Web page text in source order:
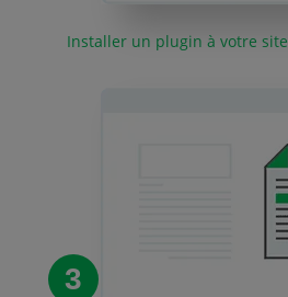
Installer un plugin à votre site
3